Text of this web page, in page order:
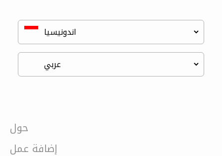
حول
إضافة عمل